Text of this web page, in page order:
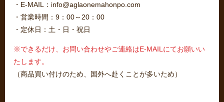
・E-MAIL：info@aglaonemahonpo.com
・営業時間：9：00～20：00
・定休日：土・日・祝日
※できるだけ、お問い合わせやご連絡はE-MAILにてお願いい
たします。
（商品買い付けのため、国外へ赴くことが多いため）